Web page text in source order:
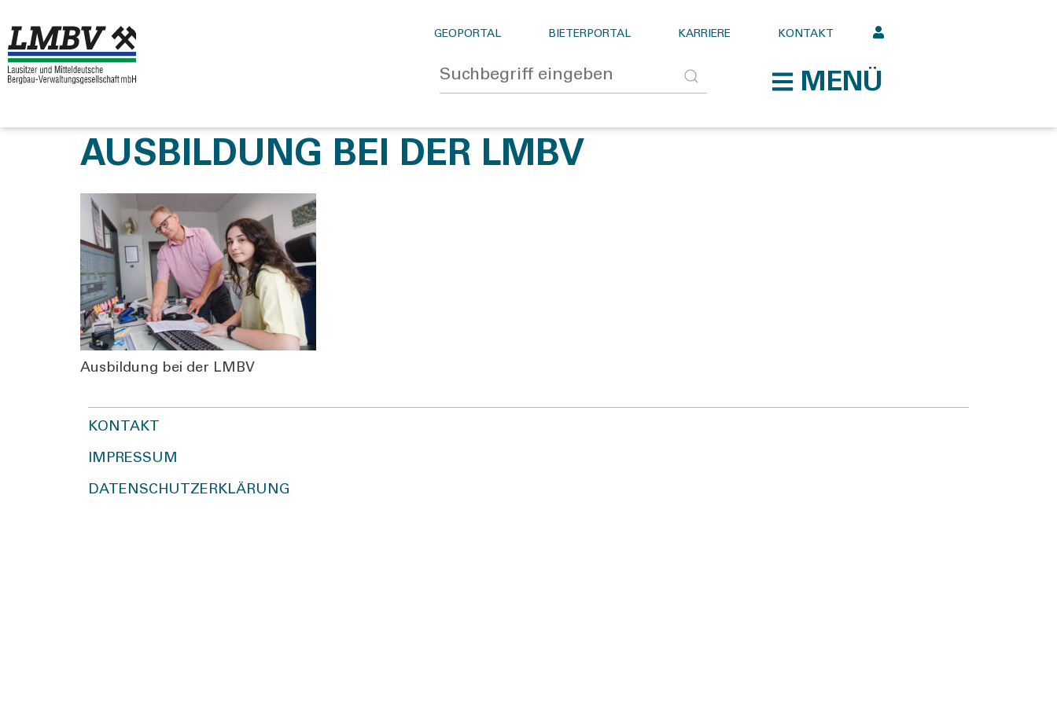
GEOPORTAL BIETERPORTAL KARRIERE KONTAKT
MENÜ
AUSBILDUNG BEI DER LMBV
Aus­bil­dung bei der LMBV
KONTAKT
IMPRESSUM
DATENSCHUTZERKLÄRUNG